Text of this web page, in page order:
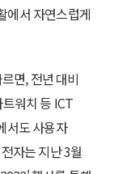
에서 자연스럽게
면, 전년 대비
워치 등 ICT
서도 사용자
자는 지난 3월